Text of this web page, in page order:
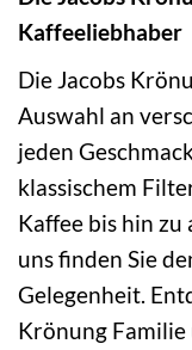
Kaffeeliebhaber
Die Jacobs
Auswahl an
jeden
klassischem
Kaffee bis hin
uns finden Sie
Gelegenheit.
Krönung Familie